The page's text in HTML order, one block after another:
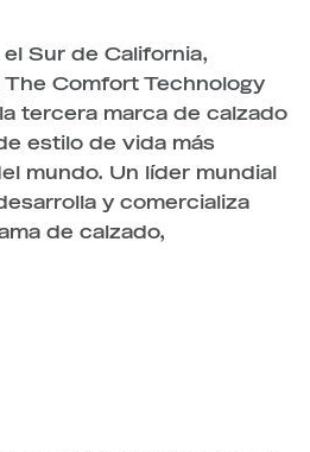
el Sur de California,
Comfort Technology
tercera marca de calzado
estilo de vida más
mundo. Un líder mundial
y comercializa
de calzado,